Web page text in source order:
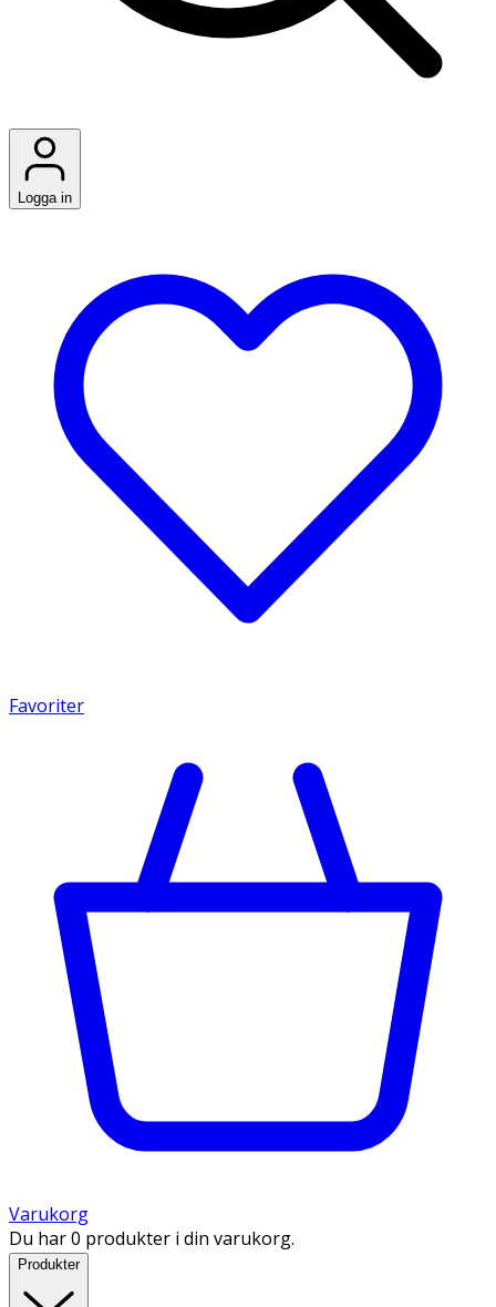
Logga in
Favoriter
Varukorg
Du har 0 produkter i din varukorg.
Produkter